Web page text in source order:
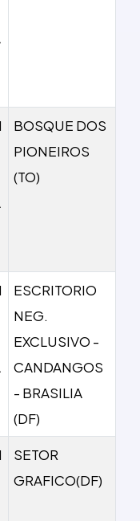
BOSQUE DOS
PIONEIROS
(TO)
ESCRITORIO
NEG.
EXCLUSIVO -
CANDANGOS
- BRASILIA
(DF)
SETOR
GRAFICO(DF)